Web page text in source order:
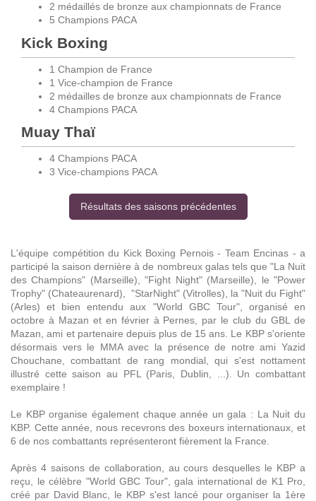
2 médaillés de bronze aux championnats de France
5 Champions PACA
Kick Boxing
1 Champion de France
1 Vice-champion de France
2 médailles de bronze aux championnats de France
4 Champions PACA
Muay Thaï
4 Champions PACA
3 Vice-champions PACA
Résultats des saisons précédentes
L'équipe compétition du Kick Boxing Pernois - Team Encinas - a
participé la saison dernière à de nombreux galas tels que "La Nuit
des Champions" (Marseille), "Fight Night" (Marseille), le "Power
Trophy" (Chateaurenard), "StarNight" (Vitrolles), la "Nuit du Fight"
(Arles) et bien entendu aux "World GBC Tour", organisé en
octobre à Mazan et en février à Pernes, par le club du GBL de
Mazan, ami et partenaire depuis plus de 15 ans. Le KBP s'oriente
désormais vers le MMA avec la présence de notre ami Yazid
Chouchane, combattant de rang mondial, qui s'est nottament
illustré cette saison au PFL (Paris, Dublin, ...). Un combattant
exemplaire !
Le KBP organise également chaque année un gala : La Nuit du
KBP. Cette année, nous recevrons des boxeurs internationaux, et
6 de nos combattants représenteront fièrement la France.
Après 4 saisons de collaboration, au cours desquelles le KBP a
reçu, le célèbre "World GBC Tour", gala international de K1 Pro,
créé par David Blanc, le KBP s'est lancé pour organiser la 1ère